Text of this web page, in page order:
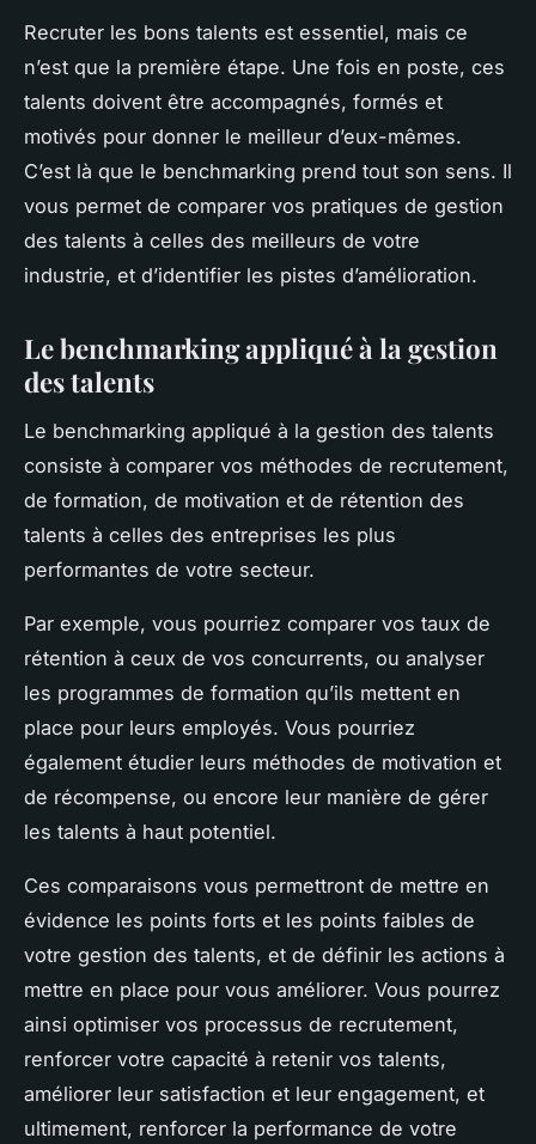
Recruter les bons talents est essentiel, mais ce
n’est que la première étape. Une fois en poste, ces
talents doivent être accompagnés, formés et
motivés pour donner le meilleur d’eux-mêmes.
C’est là que le benchmarking prend tout son sens. Il
vous permet de comparer vos pratiques de gestion
des talents à celles des meilleurs de votre
industrie, et d’identifier les pistes d’amélioration.
Le benchmarking appliqué à la gestion
des talents
Le benchmarking appliqué à la gestion des talents
consiste à comparer vos méthodes de recrutement,
de formation, de motivation et de rétention des
talents à celles des entreprises les plus
performantes de votre secteur.
Par exemple, vous pourriez comparer vos taux de
rétention à ceux de vos concurrents, ou analyser
les programmes de formation qu’ils mettent en
place pour leurs employés. Vous pourriez
également étudier leurs méthodes de motivation et
de récompense, ou encore leur manière de gérer
les talents à haut potentiel.
Ces comparaisons vous permettront de mettre en
évidence les points forts et les points faibles de
votre gestion des talents, et de définir les actions à
mettre en place pour vous améliorer. Vous pourrez
ainsi optimiser vos processus de recrutement,
renforcer votre capacité à retenir vos talents,
améliorer leur satisfaction et leur engagement, et
ultimement, renforcer la performance de votre